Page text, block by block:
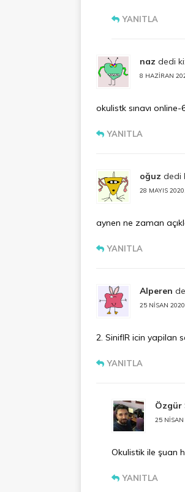
YANITLA
naz dedi ki:
8 HAZIRAN
okulistk sınavı online-
YANITLA
oğuz dedi
28 MAYIS
aynen ne zaman
YANITLA
Alperen
25 NISAN
2. SiniflR icin yapilan
YANITLA
Özgür
25
Okulistik ile şuan
YANITLA